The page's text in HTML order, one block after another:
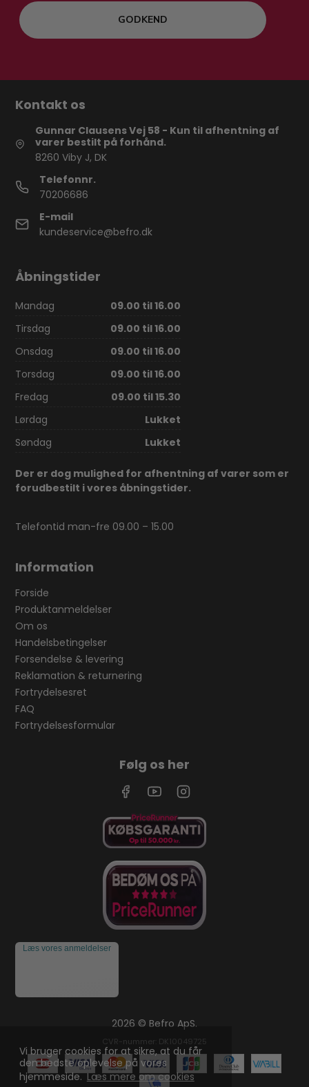
Vi bruger cookies for at sikre, at du får
den bedste oplevelse på vores
hjemmeside.Læs mere om cookies
GODKEND
Kontakt os
Gunnar Clausens Vej 58 - Kun til afhentning af
varer bestilt på forhånd.
8260 Viby J, DK
Telefonnr.
70206686
E-mail
kundeservice@befro.dk
Åbningstider
Mandag
09.00 til 16.00
Tirsdag
09.00 til 16.00
Onsdag
09.00 til 16.00
Torsdag
09.00 til 16.00
Fredag
09.00 til 15.30
Lørdag
Lukket
Søndag
Lukket
Der er dog mulighed for afhentning af varer som er
forudbestilt i vores åbningstider.
Telefontid man-fre 09.00 – 15.00
Information
Forside
Produktanmeldelser
Om os
Handelsbetingelser
Forsendelse & levering
Reklamation & returnering
Fortrydelsesret
FAQ
Fortrydelsesformular
Følg os her
Læs vores anmeldelser
2026 © Befro ApS.
CVR-nummer: DK10049725